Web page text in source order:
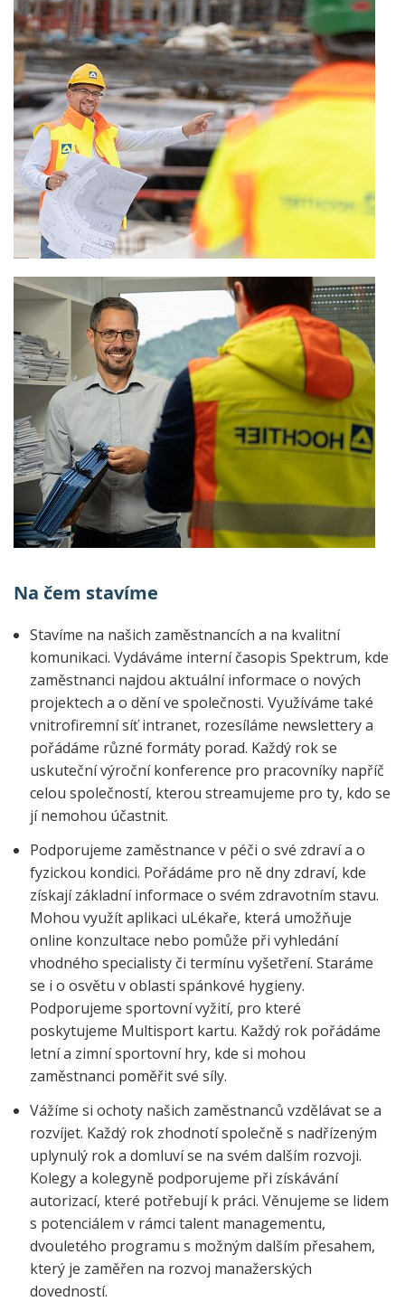
Na čem stavíme
Stavíme na našich zaměstnancích a na kvalitní
komunikaci. Vydáváme interní časopis Spektrum, kde
zaměstnanci najdou aktuální informace o nových
projektech a o dění ve společnosti. Využíváme také
vnitrofiremní síť intranet, rozesíláme newslettery a
pořádáme různé formáty porad. Každý rok se
uskuteční výroční konference pro pracovníky napříč
celou společností, kterou streamujeme pro ty, kdo se
jí nemohou účastnit.
Podporujeme zaměstnance v péči o své zdraví a o
fyzickou kondici. Pořádáme pro ně dny zdraví, kde
získají základní informace o svém zdravotním stavu.
Mohou využít aplikaci uLékaře, která umožňuje
online konzultace nebo pomůže při vyhledání
vhodného specialisty či termínu vyšetření. Staráme
se i o osvětu v oblasti spánkové hygieny.
Podporujeme sportovní vyžití, pro které
poskytujeme Multisport kartu. Každý rok pořádáme
letní a zimní sportovní hry, kde si mohou
zaměstnanci poměřit své síly.
Vážíme si ochoty našich zaměstnanců vzdělávat se a
rozvíjet. Každý rok zhodnotí společně s nadřízeným
uplynulý rok a domluví se na svém dalším rozvoji.
Kolegy a kolegyně podporujeme při získávání
autorizací, které potřebují k práci. Věnujeme se lidem
s potenciálem v rámci talent managementu,
dvouletého programu s možným dalším přesahem,
který je zaměřen na rozvoj manažerských
dovedností.